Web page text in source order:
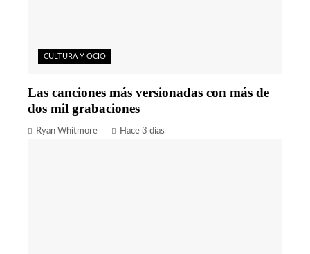
CULTURA Y OCIO
Las canciones más versionadas con más de
dos mil grabaciones
Ryan Whitmore Hace 3 días